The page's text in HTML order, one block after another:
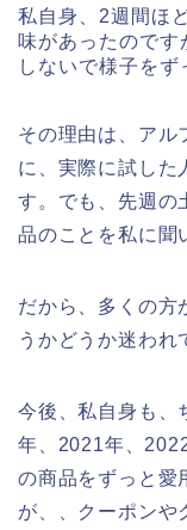
私自身、2週間ほ
味があったのです
しないで様子をず
その理由は、アル
に、実際に試した
す。でも、先週の
品のことを私に聞
だから、多くの方
うかどうか迷われ
今後、私自身も、
年、2021年、
の商品をずっと愛
が、、クーポンや